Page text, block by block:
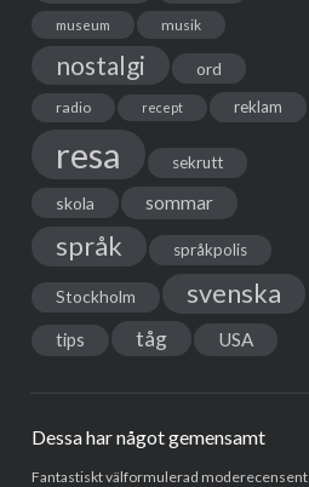
museum musik
nostalgi ord
radio recept reklam
resa sekrutt
skola sommar
språk språkpolis
Stockholm svenska
tips tåg USA
Dessa har något gemensamt
Fantastiskt välformulerad moderecensent